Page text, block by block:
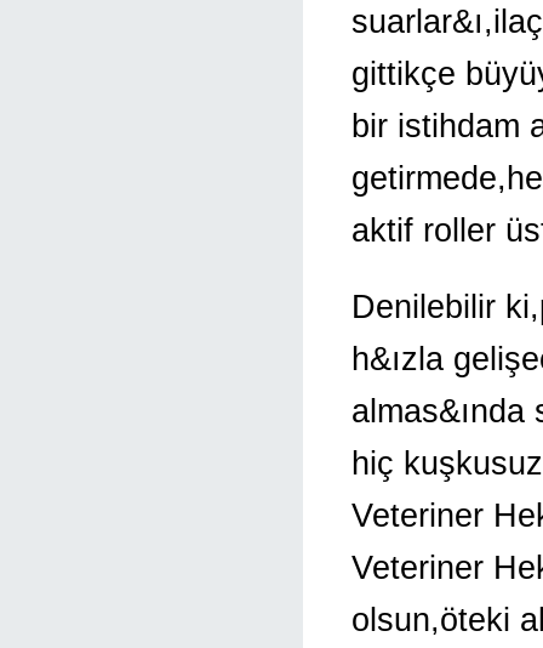
gittikçe
bir istihdam
aktif roller
Denilebilir
h&ızla
hiç
Veteriner
Veteriner
olsun,öteki